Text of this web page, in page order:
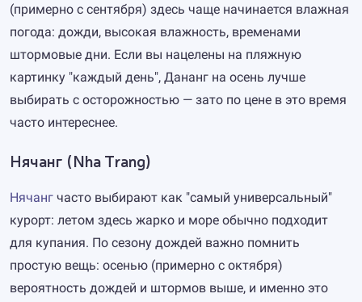
(примерно с сентября) здесь чаще начинается влажная
погода: дожди, высокая влажность, временами
штормовые дни. Если вы нацелены на пляжную
картинку "каждый день", Дананг на осень лучше
выбирать с осторожностью — зато по цене в это время
часто интереснее.
Нячанг (Nha Trang)
Нячанг часто выбирают как "самый универсальный"
курорт: летом здесь жарко и море обычно подходит
для купания. По сезону дождей важно помнить
простую вещь: осенью (примерно с октября)
вероятность дождей и штормов выше, и именно это